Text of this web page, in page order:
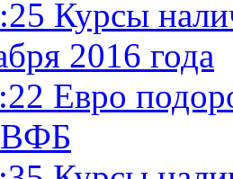
Курсы
2016 года
Евро